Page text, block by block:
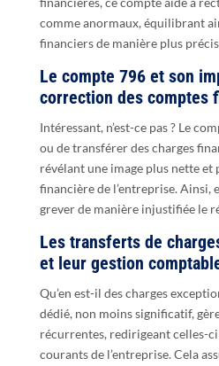
comme anormaux, équilibrant
financiers de manière plus
Le compte 796 et son
correction des comptes
Intéressant, n’est-ce pas ? Le
ou de transférer des charges
révélant une image plus nette et
financière de l’entreprise. Ainsi,
grever de manière injustifiée le
Les transferts de
et leur gestion
Qu’en est-il des charges
dédié, non moins significatif,
récurrentes, redirigeant celles-
courants de l’entreprise. Cela